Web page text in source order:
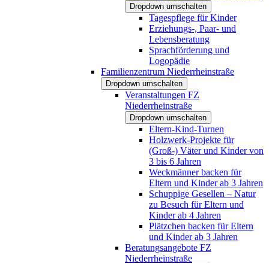
Dropdown umschalten
Tagespflege für Kinder
Erziehungs-, Paar- und
Lebensberatung
Sprachförderung und
Logopädie
Familienzentrum Niederrheinstraße
Dropdown umschalten
Veranstaltungen FZ
Niederrheinstraße
Dropdown umschalten
Eltern-Kind-Turnen
Holzwerk-Projekte für
(Groß-) Väter und Kinder von
3 bis 6 Jahren
Weckmänner backen für
Eltern und Kinder ab 3 Jahren
Schuppige Gesellen – Natur
zu Besuch für Eltern und
Kinder ab 4 Jahren
Plätzchen backen für Eltern
und Kinder ab 3 Jahren
Beratungsangebote FZ
Niederrheinstraße